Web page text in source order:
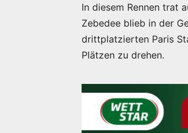
In diesem Rennen trat
Zebedee blieb in der
drittplatzierten Paris
Plätzen zu drehen.